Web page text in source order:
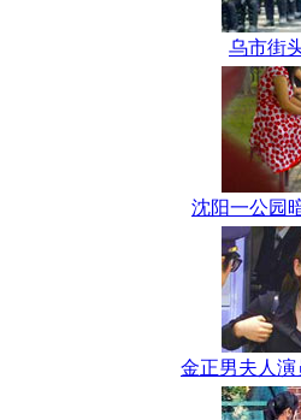
乌市街
沈阳一公园
金正男夫人